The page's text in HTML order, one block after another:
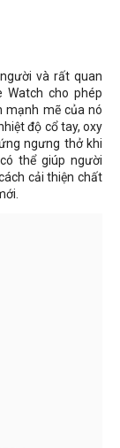
và rất quan
Watch cho phép
mạnh mẽ của nó
độ cổ tay, oxy
ngưng thở khi
thể giúp người
cải thiện chất